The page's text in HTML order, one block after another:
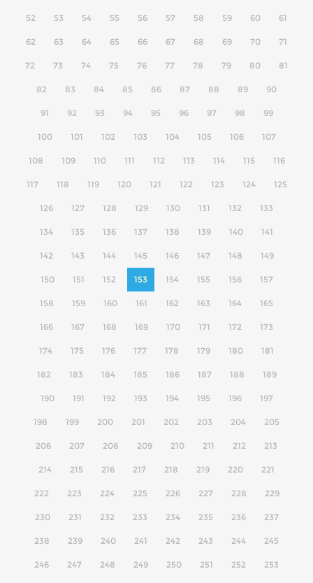
52 53 54 55 56 57 58 59 60 61
62 63 64 65 66 67 68 69 70 71
72 73 74 75 76 77 78 79 80 81
82 83 84 85 86 87 88 89 90
91 92 93 94 95 96 97 98 99
100 101 102 103 104 105 106 107
108 109 110 111 112 113 114 115 116
117 118 119 120 121 122 123 124 125
126 127 128 129 130 131 132 133
134 135 136 137 138 139 140 141
142 143 144 145 146 147 148 149
150 151 152 153 154 155 156 157
158 159 160 161 162 163 164 165
166 167 168 169 170 171 172 173
174 175 176 177 178 179 180 181
182 183 184 185 186 187 188 189
190 191 192 193 194 195 196 197
198 199 200 201 202 203 204 205
206 207 208 209 210 211 212 213
214 215 216 217 218 219 220 221
222 223 224 225 226 227 228 229
230 231 232 233 234 235 236 237
238 239 240 241 242 243 244 245
246 247 248 249 250 251 252 253